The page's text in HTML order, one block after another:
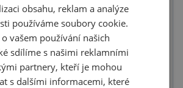
(-10.00 %)
(-15.00%)
od
200 ks
(-25.00%)
od
(-30.00
obsahu, reklam a analýze
používáme soubory cookie.
vašem používání našich
sdílíme s našimi reklamními
partnery, kteří je mohou
s dalšími informacemi, které